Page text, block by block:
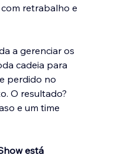
retrabalho e
a gerenciar os
cadeia para
perdido no
O resultado?
e um time
está